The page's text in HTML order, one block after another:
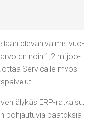
ole­van val­mis vuo­
on noin 1,2 mil­joo­
Ser­vical­le myös
äly­käs ERP-rat­kai­su,
poh­jau­tu­via pää­tök­siä